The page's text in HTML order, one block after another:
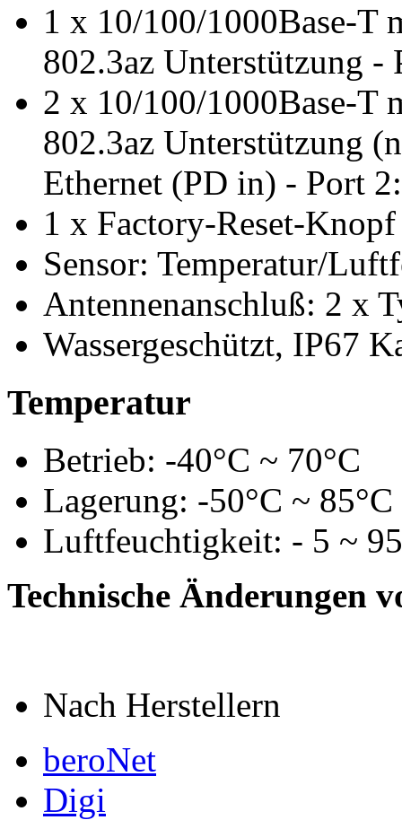
1 x 10/100/1000Base-T
802.3az Unterstützung
2 x 10/100/1000Base-T
802.3az Unterstützung
Ethernet (PD in) - Port
1 x Factory-Reset-Knopf
Sensor: Temperatur/
Antennenanschluß: 2 x
Wassergeschützt, IP67
Temperatur
Betrieb: -40°C ~ 70°C
Lagerung: -50°C ~ 85°C
Luftfeuchtigkeit: - 5 ~
Technische Änderungen
Nach Herstellern
beroNet
Digi